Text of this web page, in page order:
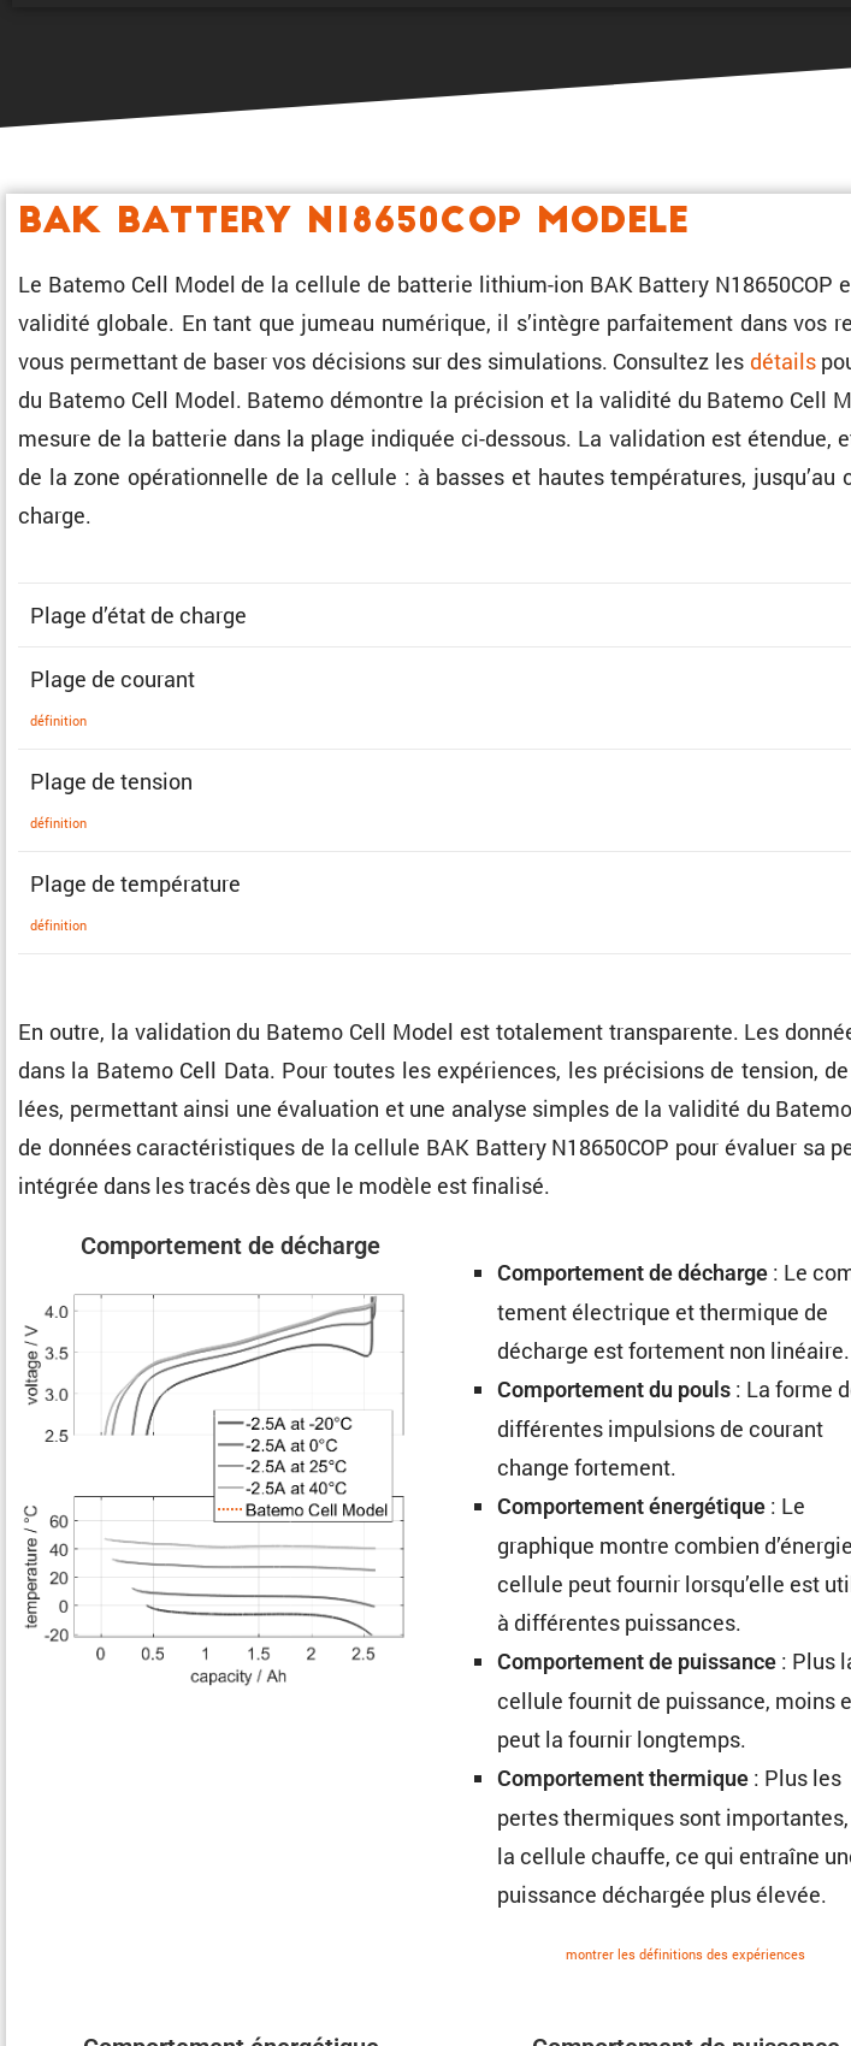
BAK Battery N18650COP Modele
Le Batemo Cell Model de la cellule de batterie lithium-ion BAK Battery N18650COP
validité globale. En tant que jumeau numérique, il s’intègre parfai­te­ment dans vos
vous permet­tant de baser vos décisions sur des simula­tions. Consultez les détails
du Batemo Cell Model. Batemo démontre la préci­sion et la validité du Batemo Cell
mesure de la batterie dans la plage indiquée ci-dessous. La valida­tion est
de la zone opéra­tion­nelle de la cellule : à basses et hautes tempé­ra­tures,
charge.
Plage d’état de charge
Plage de courant
défini­tion
Plage de tension
défini­tion
Plage de température
défini­tion
En outre, la valida­tion du Batemo Cell Model est totale­ment trans­pa­rente. Les
dans la Batemo Cell Data. Pour toutes les expériences, les préci­sions de tension,
lées, permet­tant ainsi une évalua­tion et une analyse simples de la validité du
de données carac­té­ris­tiques de la cellule BAK Battery N18650COP pour évaluer sa
intégrée dans les tracés dès que le modèle est finalisé.
Compor­te­ment de décharge
Compor­te­ment de décharge : Le
te­ment électrique et thermique de
décharge est forte­ment non linéaire.
Compor­te­ment du pouls : La forme
diffé­rentes impul­sions de courant
change fortement.
Compor­te­ment énergé­tique : Le
graphique montre combien
cellule peut fournir lorsqu’elle est
à diffé­rentes puissances.
Compor­te­ment de puissance : Plus
cellule fournit de puissance, moins
peut la fournir longtemps.
Compor­te­ment thermique : Plus les
pertes thermiques sont
la cellule chauffe, ce qui entraîne
puissance déchargée plus élevée.
montrer les défini­tions des expériences